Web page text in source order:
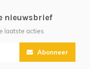
nieuwsbrief
laatste acties
Abonneer